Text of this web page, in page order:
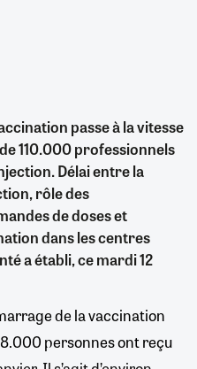
passe à la vitesse
110.000 professionnels
Délai entre la
rôle des
de doses et
dans les centres
a établi, ce mardi 12
de la vaccination
personnes ont reçu